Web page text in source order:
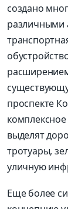
создано
различными
проспекте
выделят
тротуары,
уличную
Еще более